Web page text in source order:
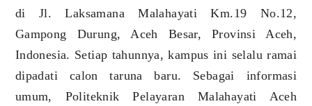
di Jl. Laksamana Malahayati Km.19 No.12,
Gampong Durung, Aceh Besar, Provinsi Aceh,
Indonesia. Setiap tahunnya, kampus ini selalu ramai
dipadati calon taruna baru. Sebagai informasi
umum, Politeknik Pelayaran Malahayati Aceh